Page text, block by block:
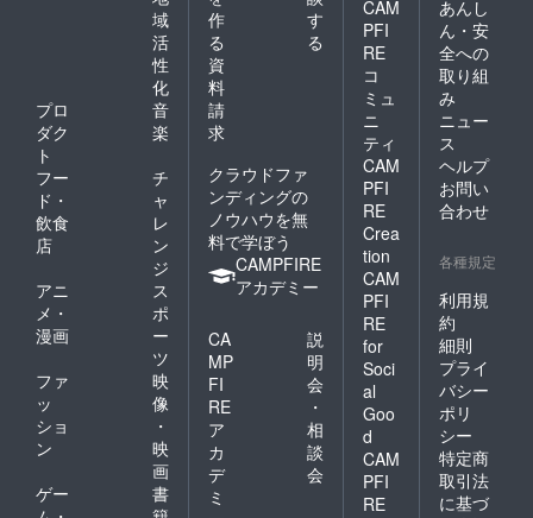
域
活
性
化
プロ
ダク
ト
音
楽
フー
ド・
飲食
店
チ
ャ
レ
ン
ジ
アニ
メ・
漫画
ス
ポ
ー
ツ
ファ
ッ
ショ
ン
映
像
・
映
画
ゲー
書
作
る
す
る
資
料
請
求
クラウドファ
ンディングの
ノウハウを無
料で学ぼう
CAMPFIRE
アカデミー
CA
MP
FI
RE
ア
カ
デ
ミ
説
明
会
・
相
談
会
CAM
PFI
RE
コ
ミュ
ニ
ティ
CAM
PFI
RE
Crea
tion
CAM
PFI
RE
for
Soci
al
Goo
d
CAM
PFI
RE
あんし
ん・安
全への
取り組
み
ニュー
ス
ヘルプ
お問い
合わせ
各種規定
利用規
約
細則
プライ
バシー
ポリ
シー
特定商
取引法
に基づ